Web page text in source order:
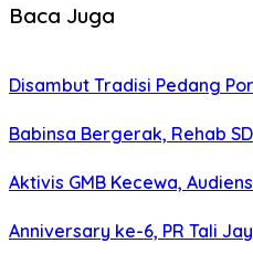
Baca Juga
Disambut Tradisi Pedang
Babinsa Bergerak, Rehab
Aktivis GMB Kecewa,
Anniversary ke-6, PR Tali